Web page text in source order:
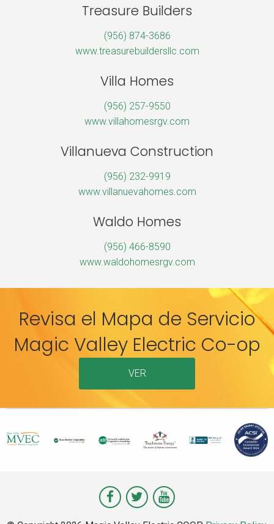
Treasure Builders
(956) 874-3686
www.treasurebuildersllc.com
Villa Homes
(956) 257-9550
www.villahomesrgv.com
Villanueva Construction
(956) 232-9919
www.villanuevahomes.com
Waldo Homes
(956) 466-8590
www.waldohomesrgv.com
Revisa el Mapa de Servicio
Magic Valley Electric Co-op
VER
Visit VisitVisit